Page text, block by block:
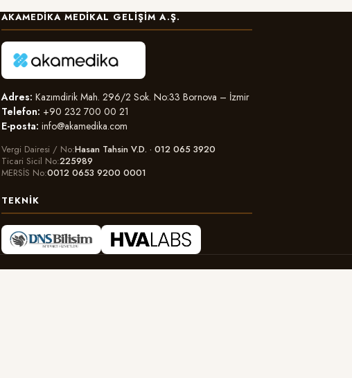
AKAMEDIKA MEDIKAL GELIŞIM A.Ş.
Adres: Kazımdirik Mah. 296/2 Sok. No:33 Bornova – İzmir
Telefon: +90 232 700 00 21
E-posta: info@akamedika.com
Vergi Dairesi / No Hasan Tahsin V.D. · 012 065 3920
Ticari Sicil No 225989
MERSİS No 0012 0653 9200 0001
TEKNIK